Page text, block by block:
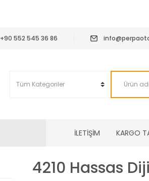
+90 552 545 36 86
İLETİŞİM KARGO
4210 Hassas